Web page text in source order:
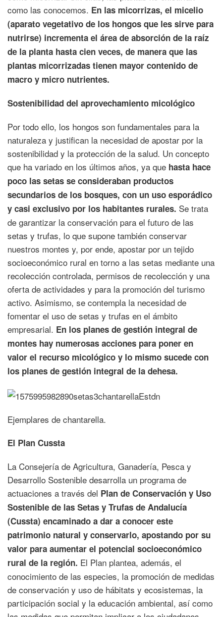
como las conocemos. En las micorrizas, el micelio
(aparato vegetativo de los hongos que les sirve para
nutrirse) incrementa el área de absorción de la raíz
de la planta hasta cien veces, de manera que las
plantas micorrizadas tienen mayor contenido de
macro y micro nutrientes.
Sostenibilidad del aprovechamiento micológico
Por todo ello, los hongos son fundamentales para la
naturaleza y justifican la necesidad de apostar por la
sostenibilidad y la protección de la salud. Un concepto
que ha variado en los últimos años, ya que hasta hace
poco las setas se consideraban productos
secundarios de los bosques, con un uso esporádico
y casi exclusivo por los habitantes rurales. Se trata
de garantizar la conservación para el futuro de las
setas y trufas, lo que supone también conservar
nuestros montes y, por ende, apostar por un tejido
socioeconómico rural en torno a las setas mediante una
recolección controlada, permisos de recolección y una
oferta de actividades y para la promoción del turismo
activo. Asimismo, se contempla la necesidad de
fomentar el uso de setas y trufas en el ámbito
empresarial. En los planes de gestión integral de
montes hay numerosas acciones para poner en
valor el recurso micológico y lo mismo sucede con
los planes de gestión integral de la dehesa.
Ejemplares de chantarella.
El Plan Cussta
La Consejería de Agricultura, Ganadería, Pesca y
Desarrollo Sostenible desarrolla un programa de
actuaciones a través del Plan de Conservación y Uso
Sostenible de las Setas y Trufas de Andalucía
(Cussta) encaminado a dar a conocer este
patrimonio natural y conservarlo, apostando por su
valor para aumentar el potencial socioeconómico
rural de la región. El Plan plantea, además, el
conocimiento de las especies, la promoción de medidas
de conservación y uso de hábitats y ecosistemas, la
participación social y la educación ambiental, así como